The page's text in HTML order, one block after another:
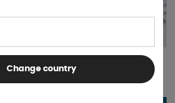
Change country